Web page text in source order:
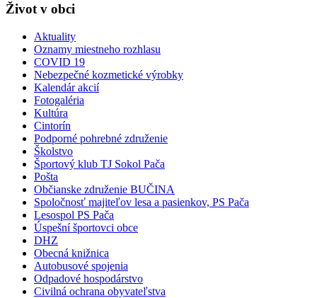
Život v obci
Aktuality
Oznamy miestneho rozhlasu
COVID 19
Nebezpečné kozmetické výrobky
Kalendár akcií
Fotogaléria
Kultúra
Cintorín
Podporné pohrebné združenie
Školstvo
Športový klub TJ Sokol Pača
Pošta
Občianske združenie BUČINA
Spoločnosť majiteľov lesa a pasienkov, PS Pača
Lesospol PS Pača
Úspešní športovci obce
DHZ
Obecná knižnica
Autobusové spojenia
Odpadové hospodárstvo
Civilná ochrana obyvateľstva